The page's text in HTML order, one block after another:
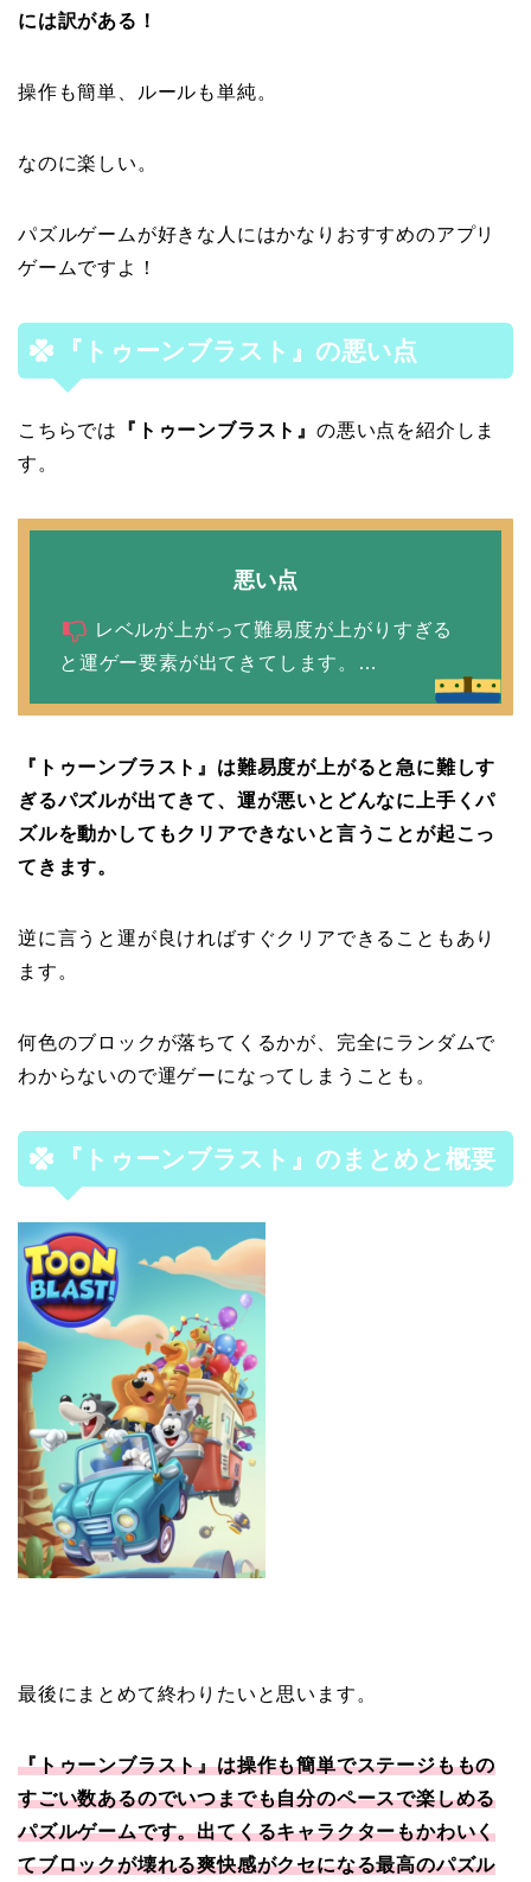
には訳がある！
操作も簡単、ルールも単純。
なのに楽しい。
パズルゲームが好きな人にはかなりおすすめのアプリ
ゲームですよ！
『トゥーンブラスト』 の悪い点
こちらでは 『トゥーンブラスト』 の悪い点を紹介しま
す。
悪い点
レベルが上がって難易度が上がりすぎる
と運ゲー要素が出てきてします。…
『トゥーンブラスト』は難易度が上がると急に難しす
ぎるパズルが出てきて、運が悪いとどんなに上手くパ
ズルを動かしてもクリアできないと言うことが起こっ
てきます。
逆に言うと運が良ければすぐクリアできることもあり
ます。
何色のブロックが落ちてくるかが、完全にランダムで
わからないので運ゲーになってしまうことも。
『トゥーンブラスト』 のまとめと概要
最後にまとめて終わりたいと思います。
『トゥーンブラスト』は操作も簡単でステージももの
すごい数あるのでいつまでも自分のペースで楽しめる
パズルゲームです。出てくるキャラクターもかわいく
てブロックが壊れる爽快感がクセになる最高のパズル